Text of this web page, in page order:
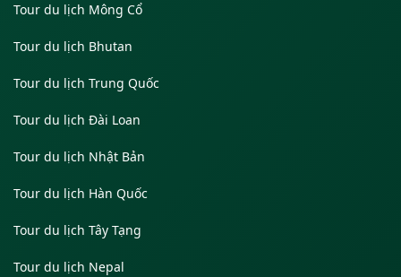
Tour du lịch Mông Cổ
Tour du lịch Bhutan
Tour du lịch Trung Quốc
Tour du lịch Đài Loan
Tour du lịch Nhật Bản
Tour du lịch Hàn Quốc
Tour du lịch Tây Tạng
Tour du lịch Nepal